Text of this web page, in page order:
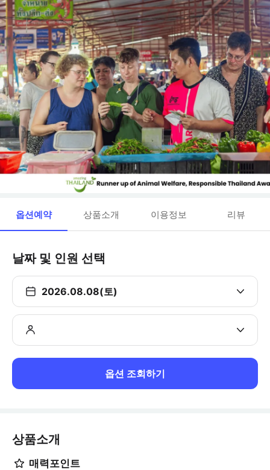
옵션예약 상품소개 이용정보 리뷰
날짜 및 인원 선택
2026.08.08(토)
옵션 조회하기
상품소개
매력포인트